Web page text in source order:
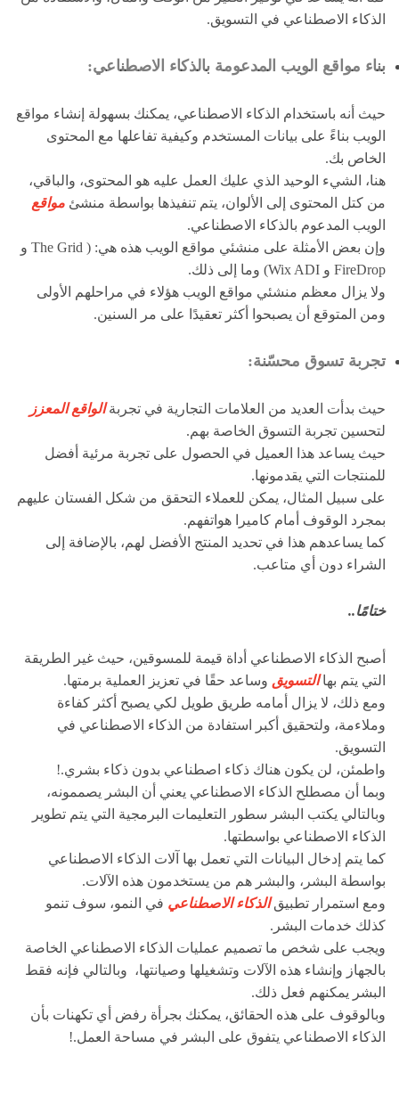
الذكاء الاصطناعي في التسويق.
بناء مواقع الويب المدعومة بالذكاء الاصطناعي:
حيث أنه باستخدام الذكاء الاصطناعي، يمكنك بسهولة إنشاء مواقع
الويب بناءً على بيانات المستخدم وكيفية تفاعلها مع المحتوى
الخاص بك.
هنا، الشيء الوحيد الذي عليك العمل عليه هو المحتوى، والباقي،
من كتل المحتوى إلى الألوان، يتم تنفيذها بواسطة منشئ مواقع
الويب المدعوم بالذكاء الاصطناعي.
وإن بعض الأمثلة على منشئي مواقع الويب هذه هي: ( The Grid و
FireDrop و Wix ADI) وما إلى ذلك.
ولا يزال معظم منشئي مواقع الويب هؤلاء في مراحلهم الأولى
ومن المتوقع أن يصبحوا أكثر تعقيدًا على مر السنين.
تجربة تسوق محسّنة:
حيث بدأت العديد من العلامات التجارية في تجربةالواقع المعزز
لتحسين تجربة التسوق الخاصة بهم.
حيث يساعد هذا العميل في الحصول على تجربة مرئية أفضل
للمنتجات التي يقدمونها.
على سبيل المثال، يمكن للعملاء التحقق من شكل الفستان عليهم
بمجرد الوقوف أمام كاميرا هواتفهم.
كما يساعدهم هذا في تحديد المنتج الأفضل لهم، بالإضافة إلى
الشراء دون أي متاعب.
ختامًا..
أصبح الذكاء الاصطناعي أداة قيمة للمسوقين، حيث غير الطريقة
التي يتم بهاالتسويق وساعد حقًا في تعزيز العملية برمتها.
ومع ذلك، لا يزال أمامه طريق طويل لكي يصبح أكثر كفاءة
وملاءمة، ولتحقيق أكبر استفادة من الذكاء الاصطناعي في
التسويق.
واطمئن، لن يكون هناك ذكاء اصطناعي بدون ذكاء بشري.!
وبما أن مصطلح الذكاء الاصطناعي يعني أن البشر يصممونه،
وبالتالي يكتب البشر سطور التعليمات البرمجية التي يتم تطوير
الذكاء الاصطناعي بواسطتها.
كما يتم إدخال البيانات التي تعمل بها آلات الذكاء الاصطناعي
بواسطة البشر، والبشر هم من يستخدمون هذه الآلات.
ومع استمرار تطبيقالذكاء الاصطناعي في النمو، سوف تنمو
كذلك خدمات البشر.
ويجب على شخص ما تصميم عمليات الذكاء الاصطناعي الخاصة
بالجهاز وإنشاء هذه الآلات وتشغيلها وصيانتها، وبالتالي فإنه فقط
البشر يمكنهم فعل ذلك.
وبالوقوف على هذه الحقائق، يمكنك بجرأة رفض أي تكهنات بأن
الذكاء الاصطناعي يتفوق على البشر في مساحة العمل.!